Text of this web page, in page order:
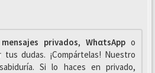
mensajes privados, WhαtsAppo
tus dudas. ¡Compártelas! Nuestro
Si lo haces en privado,